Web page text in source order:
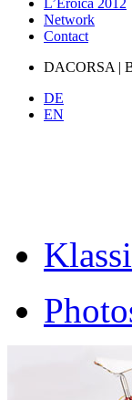
L’Eroica 2012
Network
Contact
DACORSA |
DE
EN